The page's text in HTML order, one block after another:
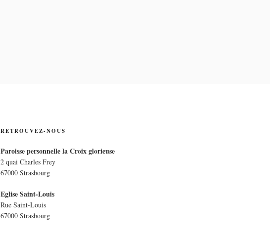
RETROUVEZ-NOUS
Paroisse personnelle la Croix glorieuse
2 quai Charles Frey
67000 Strasbourg
Eglise Saint-Louis
Rue Saint-Louis
67000 Strasbourg